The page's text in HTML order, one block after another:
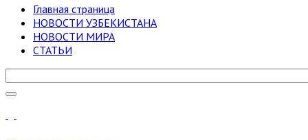
Главная страница
НОВОСТИ УЗБЕКИСТАНА
НОВОСТИ МИРА
СТАТЬИ